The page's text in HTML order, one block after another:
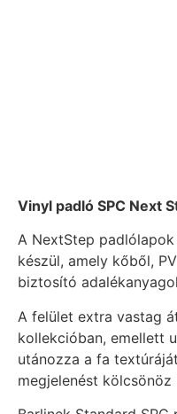
Vinyl padló SPC Next
A NextStep
készül, amely kőből,
biztosító
A felület extra vastag
kollekcióban, emellett
utánozza a fa
megjelenést